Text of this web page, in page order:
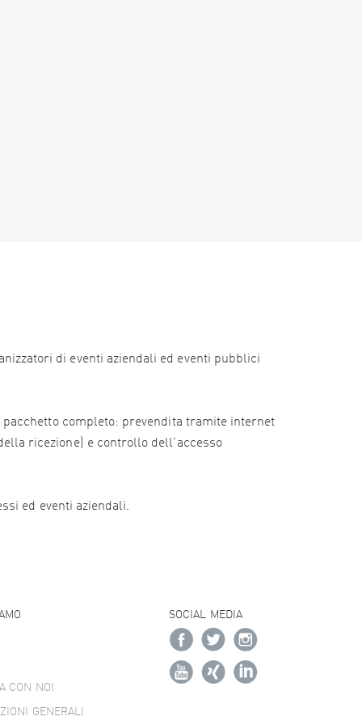
di eventi aziendali ed eventi pubblici
completo: prevendita tramite internet
ricezione) e controllo dell'accesso
ed eventi aziendali.
CON NOI
GENERALI
SOCIAL MEDIA